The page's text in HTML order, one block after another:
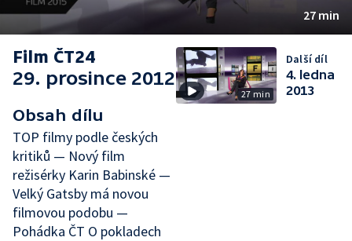
27 min
Film ČT24
29. prosince 2012
Obsah dílu
TOP filmy podle českých
kritiků — Nový film
režisérky Karin Babinské —
Velký Gatsby má novou
filmovou podobu —
Pohádka ČT O pokladech
27 min
Další díl
4. ledna
2013